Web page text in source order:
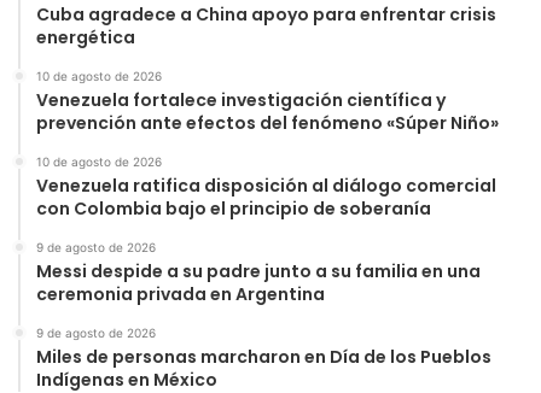
Cuba agradece a China apoyo para enfrentar crisis
energética
10 de agosto de 2026
Venezuela fortalece investigación científica y
prevención ante efectos del fenómeno «Súper Niño»
10 de agosto de 2026
Venezuela ratifica disposición al diálogo comercial
con Colombia bajo el principio de soberanía
9 de agosto de 2026
Messi despide a su padre junto a su familia en una
ceremonia privada en Argentina
9 de agosto de 2026
Miles de personas marcharon en Día de los Pueblos
Indígenas en México